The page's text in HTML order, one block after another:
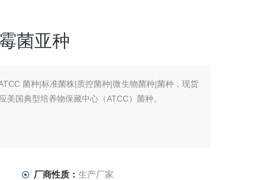
菌亚种
菌种|标准菌株|质控菌种|微生物菌种|菌种，现货
国典型培养物保藏中心（ATCC）菌种。
厂商性质： 生产厂家